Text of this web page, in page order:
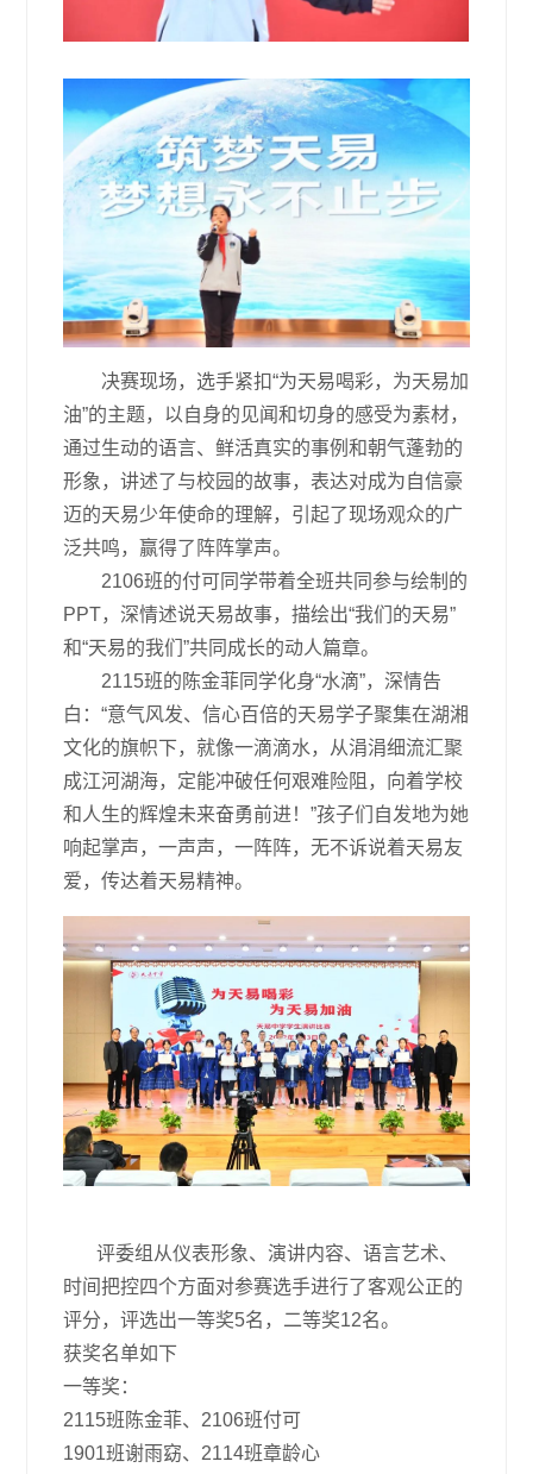
决赛现场，选手紧扣“为天易喝彩，为天易加
油”的主题，以自身的见闻和切身的感受为素材，
通过生动的语言、鲜活真实的事例和朝气蓬勃的
形象，讲述了与校园的故事，表达对成为自信豪
迈的天易少年使命的理解，引起了现场观众的广
泛共鸣，赢得了阵阵掌声。
2106班的付可同学带着全班共同参与绘制的
PPT，深情述说天易故事，描绘出“我们的天易”
和“天易的我们”共同成长的动人篇章。
2115班的陈金菲同学化身“水滴”，深情告
白：“意气风发、信心百倍的天易学子聚集在湖湘
文化的旗帜下，就像一滴滴水，从涓涓细流汇聚
成江河湖海，定能冲破任何艰难险阻，向着学校
和人生的辉煌未来奋勇前进！”孩子们自发地为她
响起掌声，一声声，一阵阵，无不诉说着天易友
爱，传达着天易精神。
评委组从仪表形象、演讲内容、语言艺术、
时间把控四个方面对参赛选手进行了客观公正的
评分，评选出一等奖5名，二等奖12名。
获奖名单如下
一等奖：
2115班陈金菲、2106班付可
1901班谢雨窈、2114班章龄心